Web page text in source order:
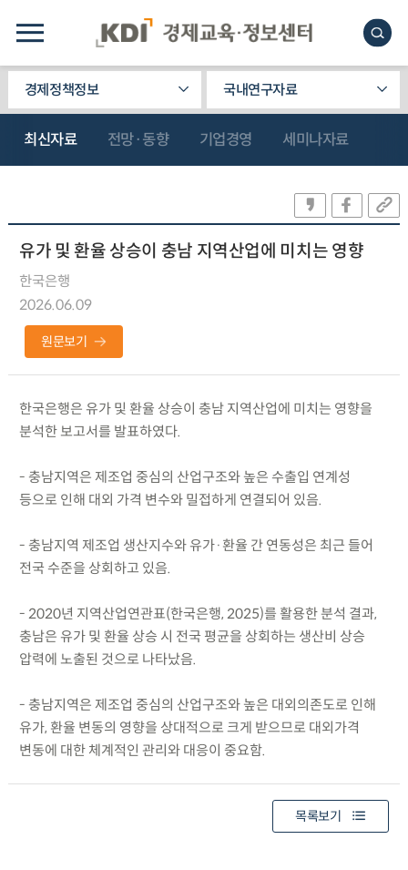
경제정책정보 국내연구자료
최신자료 전망·동향 기업경영 세미나자료
유가 및 환율 상승이 충남 지역산업에 미치는 영향
한국은행
2026.06.09
원문보기
한국은행은 유가 및 환율 상승이 충남 지역산업에 미치는 영향을
분석한 보고서를 발표하였다.
- 충남지역은 제조업 중심의 산업구조와 높은 수출입 연계성
등으로 인해 대외 가격 변수와 밀접하게 연결되어 있음.
- 충남지역 제조업 생산지수와 유가·환율 간 연동성은 최근 들어
전국 수준을 상회하고 있음.
- 2020년 지역산업연관표(한국은행, 2025)를 활용한 분석 결과,
충남은 유가 및 환율 상승 시 전국 평균을 상회하는 생산비 상승
압력에 노출된 것으로 나타났음.
- 충남지역은 제조업 중심의 산업구조와 높은 대외의존도로 인해
유가, 환율 변동의 영향을 상대적으로 크게 받으므로 대외가격
변동에 대한 체계적인 관리와 대응이 중요함.
목록보기